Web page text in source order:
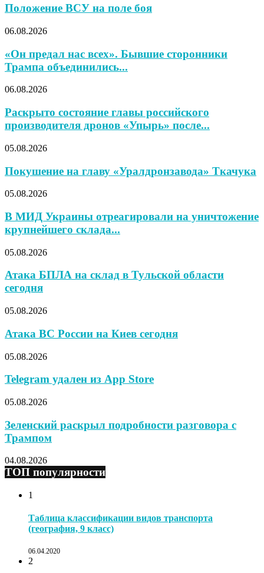
Положение ВСУ на поле боя
06.08.2026
«Он предал нас всех». Бывшие сторонники
Трампа объединились...
06.08.2026
Раскрыто состояние главы российского
производителя дронов «Упырь» после...
05.08.2026
Покушение на главу «Уралдронзавода» Ткачука
05.08.2026
В МИД Украины отреагировали на уничтожение
крупнейшего склада...
05.08.2026
Атака БПЛА на склад в Тульской области
сегодня
05.08.2026
Атака ВС России на Киев сегодня
05.08.2026
Telegram удален из App Store
05.08.2026
Зеленский раскрыл подробности разговора с
Трампом
04.08.2026
ТОП популярности
1
Таблица классификации видов транспорта
(география, 9 класс)
06.04.2020
2